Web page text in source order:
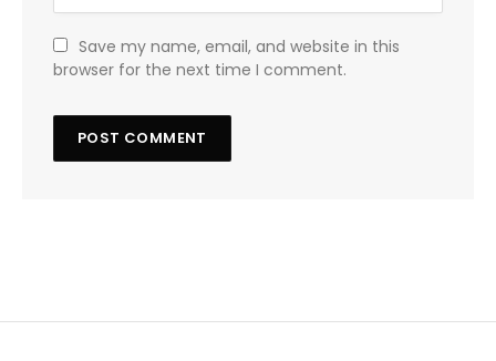
Save my name, email, and website in this
browser for the next time I comment.